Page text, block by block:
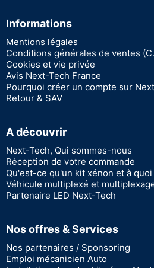
Informations
Mentions légales
Conditions générales de ventes
Cookies et vie privée
Avis Next-Tech France
Pourquoi créer un compte sur
Retour & SAV
A découvrir
Next-Tech, Qui sommes-nous
Réception de votre commande
Qu'est-ce qu'un kit xénon et à
Véhicule multiplexé et
Partenaire LED Next-Tech
Nos offres & Services
Nos partenaires / Sponsoring
Emploi mécanicien Auto